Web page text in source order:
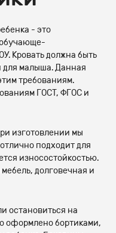
- это
обучающе-
Кровать должна быть
для малыша. Данная
требованиям.
ГОСТ, ФГОС и
изготовлении мы
подходит для
износостойкостью.
долговечная и
остановиться на
оформлено бортиками,